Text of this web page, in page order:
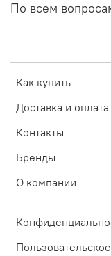
Как купить
Доставка и оплата
Контакты
Бренды
О компании
По всем